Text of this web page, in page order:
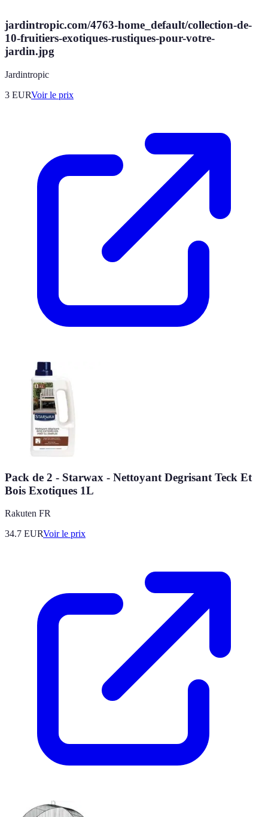
jardintropic.com/4763-home_default/collection-de-
10-fruitiers-exotiques-rustiques-pour-votre-
jardin.jpg
Jardintropic
3 EURVoir le prix
Pack de 2 - Starwax - Nettoyant Degrisant Teck Et
Bois Exotiques 1L
Rakuten FR
34.7 EURVoir le prix